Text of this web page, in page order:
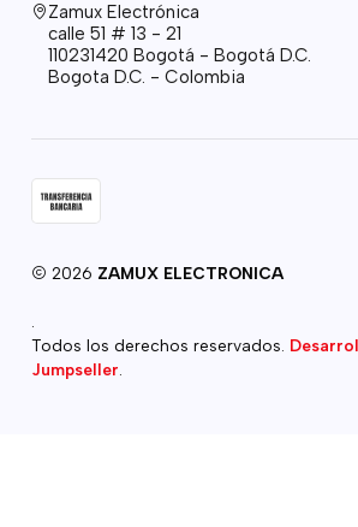
Zamux Electrónica
calle 51 # 13 - 21
110231420 Bogotá - Bogotá D.C.
Bogota D.C. - Colombia
2026 ZAMUX ELECTRONICA
Todos los derechos reservados.
Jumpseller